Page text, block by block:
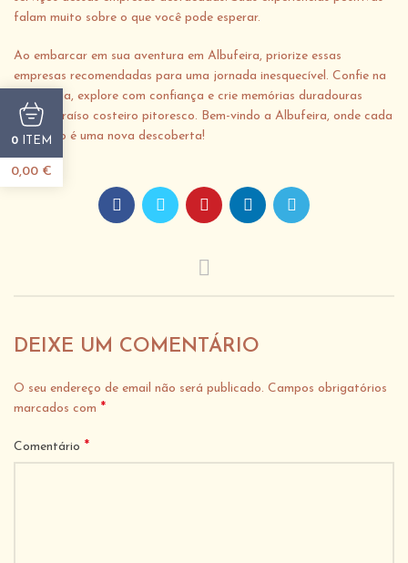
falam muito sobre o que você pode esperar.
Ao embarcar em sua aventura em Albufeira, priorize essas
empresas recomendadas para uma jornada inesquecível. Confie na
excelência, explore com confiança e crie memórias duradouras
neste paraíso costeiro pitoresco. Bem-vindo a Albufeira, onde cada
momento é uma nova descoberta!
DEIXE UM COMENTÁRIO
O seu endereço de email não será publicado. Campos obrigatórios
marcados com *
Comentário *
0 ITEM
0,00 €